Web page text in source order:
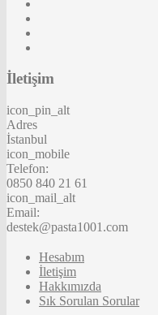
İletişim
icon_pin_alt
Adres
İstanbul
icon_mobile
Telefon:
0850 840 21 61
icon_mail_alt
Email:
destek@pasta1001.com
Hesabım
İletişim
Hakkımızda
Sık Sorulan Sorular